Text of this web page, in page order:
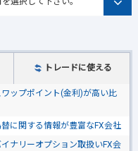
トレードに使える
ワップポイント(金利)が高い比
に関する情報が豊富なFX会社
イナリーオプション取扱いFX会